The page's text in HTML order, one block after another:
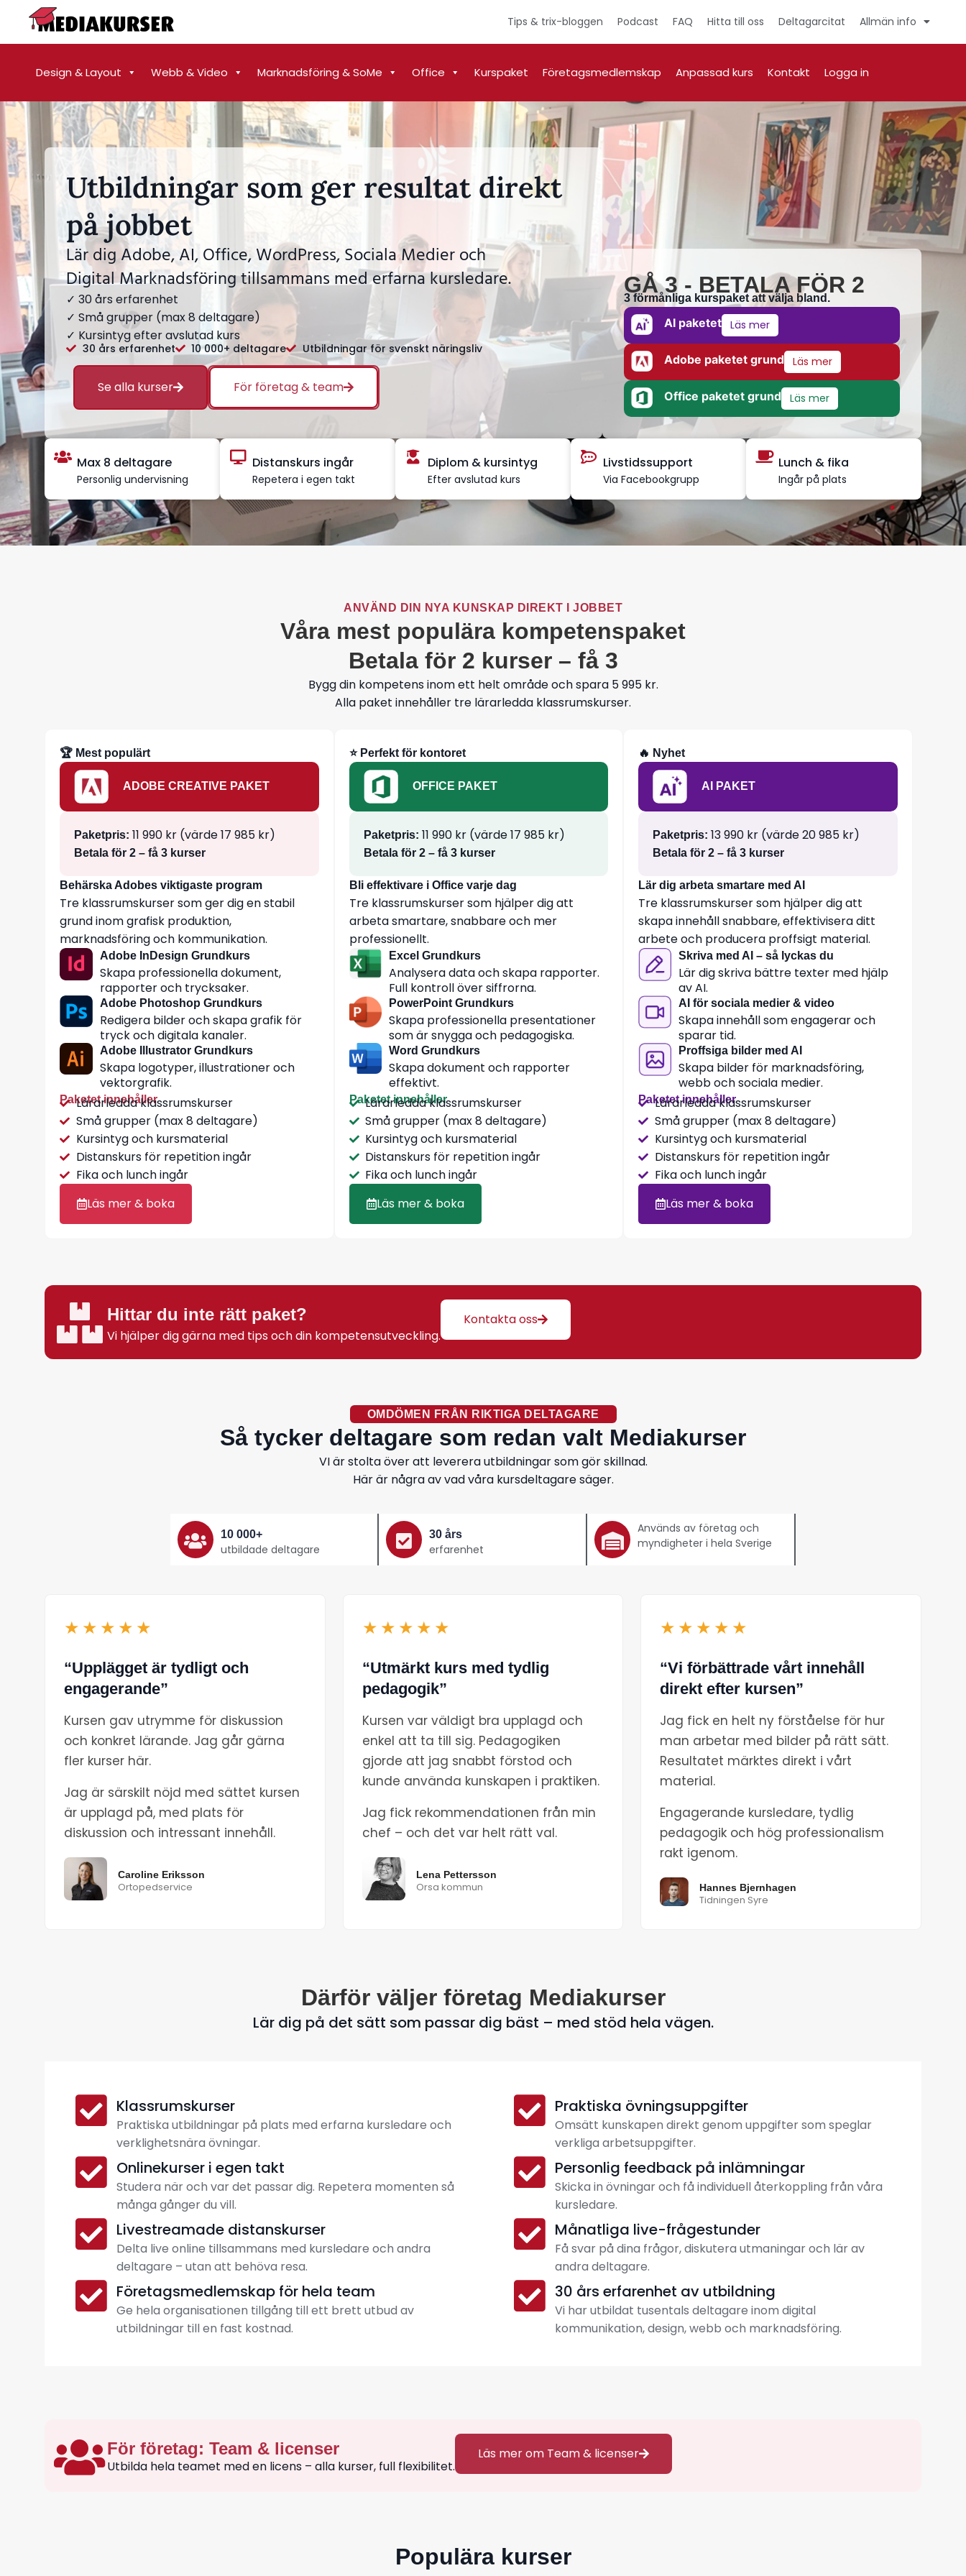
Tips & trix-bloggen Podcast FAQ Hitta till oss Deltagarcitat Allmän info
Design & Layout Webb & Video Marknadsföring & SoMe Office Kurspaket Företagsmedlemskap Anpassad kurs Kontakt Logga in
Utbildningar som ger resultat direkt
på jobbet
Lär dig Adobe, AI, Office, WordPress, Sociala Medier och
Digital Marknadsföring tillsammans med erfarna kursledare.
✓ 30 års erfarenhet
✓ Små grupper (max 8 deltagare)
✓ Kursintyg efter avslutad kurs
30 års erfarenhet 10 000+ deltagare Utbildningar för svenskt näringsliv
Se alla kurser För företag & team
GÅ 3 - BETALA FÖR 2
3 förmånliga kurspaket att välja bland.
AI paketet Läs mer
Adobe paketet grund Läs mer
Office paketet grund Läs mer
Max 8 deltagare
Personlig undervisning
Distanskurs ingår
Repetera i egen takt
Diplom & kursintyg
Efter avslutad kurs
Livstidssupport
Via Facebookgrupp
Lunch & fika
Ingår på plats
ANVÄND DIN NYA KUNSKAP DIREKT I JOBBET
Våra mest populära kompetenspaket
Betala för 2 kurser – få 3
Bygg din kompetens inom ett helt område och spara 5 995 kr.
Alla paket innehåller tre lärarledda klassrumskurser.
🏆 Mest populärt
ADOBE CREATIVE PAKET
Paketpris: 11 990 kr (värde 17 985 kr)
Betala för 2 – få 3 kurser
Behärska Adobes viktigaste program
Tre klassrumskurser som ger dig en stabil
grund inom grafisk produktion,
marknadsföring och kommunikation.
Adobe InDesign Grundkurs
Skapa professionella dokument,
rapporter och trycksaker.
Adobe Photoshop Grundkurs
Redigera bilder och skapa grafik för
tryck och digitala kanaler.
Adobe Illustrator Grundkurs
Skapa logotyper, illustrationer och
vektorgrafik.
Paketet innehåller
Lärarledda klassrumskurser
Små grupper (max 8 deltagare)
Kursintyg och kursmaterial
Distanskurs för repetition ingår
Fika och lunch ingår
Läs mer & boka
⭐ Perfekt för kontoret
OFFICE PAKET
Paketpris: 11 990 kr (värde 17 985 kr)
Betala för 2 – få 3 kurser
Bli effektivare i Office varje dag
Tre klassrumskurser som hjälper dig att
arbeta smartare, snabbare och mer
professionellt.
Excel Grundkurs
Analysera data och skapa rapporter.
Full kontroll över siffrorna.
PowerPoint Grundkurs
Skapa professionella presentationer
som är snygga och pedagogiska.
Word Grundkurs
Skapa dokument och rapporter
effektivt.
Paketet innehåller
Lärarledda klassrumskurser
Små grupper (max 8 deltagare)
Kursintyg och kursmaterial
Distanskurs för repetition ingår
Fika och lunch ingår
Läs mer & boka
🔥 Nyhet
AI PAKET
Paketpris:13 990 kr (värde 20 985 kr)
Betala för 2 – få 3 kurser
Lär dig arbeta smartare med AI
Tre klassrumskurser som hjälper dig att
skapa innehåll snabbare, effektivisera ditt
arbete och producera proffsigt material.
Skriva med AI – så lyckas du
Lär dig skriva bättre texter med hjälp
av AI.
AI för sociala medier & video
Skapa innehåll som engagerar och
sparar tid.
Proffsiga bilder med AI
Skapa bilder för marknadsföring,
webb och sociala medier.
Paketet innehåller
Lärarledda klassrumskurser
Små grupper (max 8 deltagare)
Kursintyg och kursmaterial
Distanskurs för repetition ingår
Fika och lunch ingår
Läs mer & boka
Hittar du inte rätt paket?
Vi hjälper dig gärna med tips och din kompetensutveckling.
Kontakta oss
OMDÖMEN FRÅN RIKTIGA DELTAGARE
Så tycker deltagare som redan valt Mediakurser
VI är stolta över att leverera utbildningar som gör skillnad.
Här är några av vad våra kursdeltagare säger.
10 000+
utbildade deltagare
30 års
erfarenhet
Används av företag och
myndigheter i hela Sverige
★★★★★
“Upplägget är tydligt och
engagerande”
Kursen gav utrymme för diskussion
och konkret lärande. Jag går gärna
fler kurser här.
Jag är särskilt nöjd med sättet kursen
är upplagd på, med plats för
diskussion och intressant innehåll.
Caroline Eriksson
Ortopedservice
★★★★★
“Utmärkt kurs med tydlig
pedagogik”
Kursen var väldigt bra upplagd och
enkel att ta till sig. Pedagogiken
gjorde att jag snabbt förstod och
kunde använda kunskapen i praktiken.
Jag fick rekommendationen från min
chef – och det var helt rätt val.
Lena Pettersson
Orsa kommun
★★★★★
“Vi förbättrade vårt innehåll
direkt efter kursen”
Jag fick en helt ny förståelse för hur
man arbetar med bilder på rätt sätt.
Resultatet märktes direkt i vårt
material.
Engagerande kursledare, tydlig
pedagogik och hög professionalism
rakt igenom.
Hannes Bjernhagen
Tidningen Syre
Därför väljer företag Mediakurser
Lär dig på det sätt som passar dig bäst – med stöd hela vägen.
Klassrumskurser
Praktiska utbildningar på plats med erfarna kursledare och
verklighetsnära övningar.
Onlinekurser i egen takt
Studera när och var det passar dig. Repetera momenten så
många gånger du vill.
Livestreamade distanskurser
Delta live online tillsammans med kursledare och andra
deltagare – utan att behöva resa.
Företagsmedlemskap för hela team
Ge hela organisationen tillgång till ett brett utbud av
utbildningar till en fast kostnad.
Praktiska övningsuppgifter
Omsätt kunskapen direkt genom uppgifter som speglar
verkliga arbetsuppgifter.
Personlig feedback på inlämningar
Skicka in övningar och få individuell återkoppling från våra
kursledare.
Månatliga live-frågestunder
Få svar på dina frågor, diskutera utmaningar och lär av
andra deltagare.
30 års erfarenhet av utbildning
Vi har utbildat tusentals deltagare inom digital
kommunikation, design, webb och marknadsföring.
För företag: Team & licenser
Utbilda hela teamet med en licens – alla kurser, full flexibilitet.
Läs mer om Team & licenser
Populära kurser